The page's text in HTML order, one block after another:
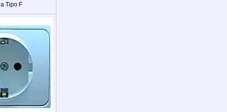
Tipo F